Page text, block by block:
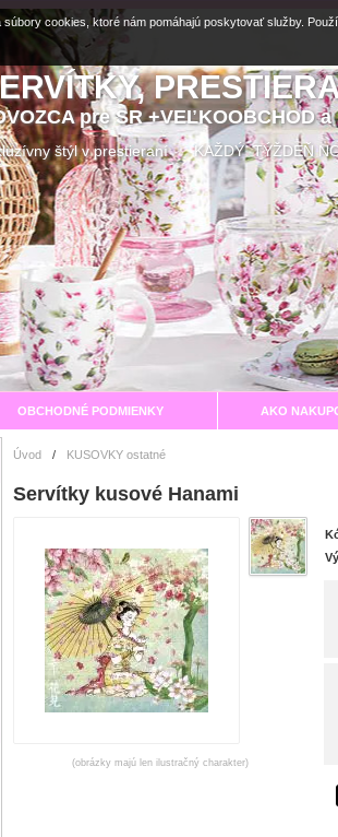
pre SR +VEĽKOOBCHOD
štýl v prestieraní KAŽDÝ TÝŽDEŇ
OBCHODNÉ PODMIENKY AKO
Úvod / KUSOVKY ostatné
Servítky kusové Hanami
(obrázky majú len ilustračný charakter)
cookies, ktoré nám pomáhajú poskytovať služby.